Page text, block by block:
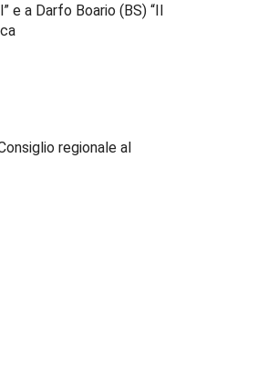
e a Darfo Boario (BS) “Il
regionale al